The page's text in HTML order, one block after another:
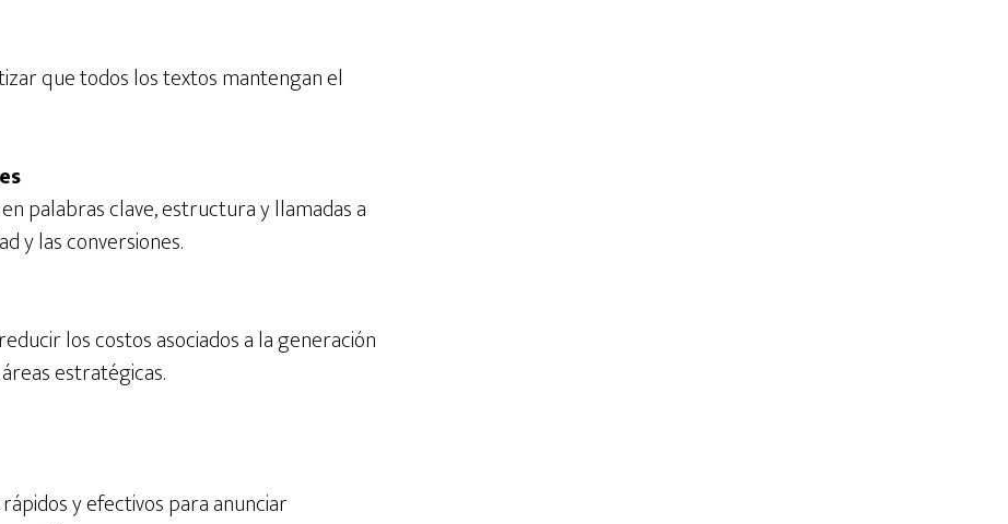
que todos los textos mantengan el
palabras clave, estructura y llamadas a
y las conversiones.
los costos asociados a la generación
estratégicas.
y efectivos para anunciar